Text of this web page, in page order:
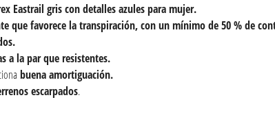
Eastrail gris con detalles azules para mujer.
que favorece la transpiración, con un mínimo de 50 % de
a la par que resistentes.
buena amortiguación.
escarpados.